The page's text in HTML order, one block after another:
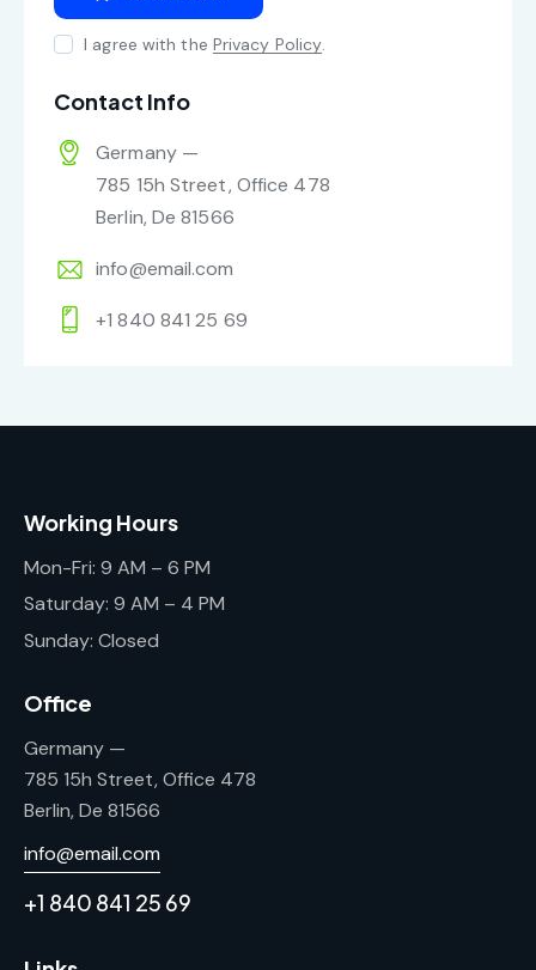
I agree with the Privacy Policy.
Contact Info
Germany —
785 15h Street, Office 478
Berlin, De 81566
info@email.com
+1 840 841 25 69
Working Hours
Mon-Fri: 9 AM – 6 PM
Saturday: 9 AM – 4 PM
Sunday: Closed
Office
Germany —
785 15h Street, Office 478
Berlin, De 81566
info@email.com
+1 840 841 25 69